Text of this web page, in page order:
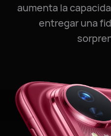
aumenta la
entregar una